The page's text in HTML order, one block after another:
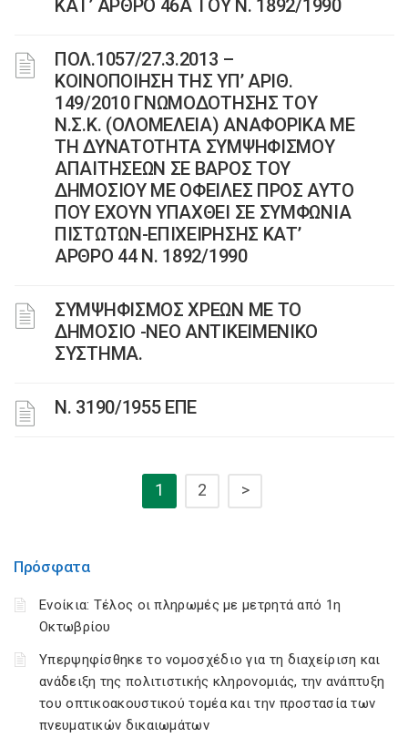
ΚΑΤ’ ΑΡΘΡΟ 46Α ΤΟΥ Ν. 1892/1990
ΠΟΛ.1057/27.3.2013 –
ΚΟΙΝΟΠΟΙΗΣΗ ΤΗΣ ΥΠ’ ΑΡΙΘ.
149/2010 ΓΝΩΜΟΔΟΤΗΣΗΣ ΤΟΥ
Ν.Σ.Κ. (ΟΛΟΜΕΛΕΙΑ) ΑΝΑΦΟΡΙΚΑ ΜΕ
ΤΗ ΔΥΝΑΤΟΤΗΤΑ ΣΥΜΨΗΦΙΣΜΟΥ
ΑΠΑΙΤΗΣΕΩΝ ΣΕ ΒΑΡΟΣ ΤΟΥ
ΔΗΜΟΣΙΟΥ ΜΕ ΟΦΕΙΛΕΣ ΠΡΟΣ ΑΥΤΟ
ΠΟΥ ΕΧΟΥΝ ΥΠΑΧΘΕΙ ΣΕ ΣΥΜΦΩΝΙΑ
ΠΙΣΤΩΤΩΝ-ΕΠΙΧΕΙΡΗΣΗΣ ΚΑΤ’
ΑΡΘΡΟ 44 Ν. 1892/1990
ΣΥΜΨΗΦΙΣΜΟΣ ΧΡΕΩΝ ΜΕ ΤΟ
ΔΗΜΟΣΙΟ -ΝΕΟ ΑΝΤΙΚΕΙΜΕΝΙΚΟ
ΣΥΣΤΗΜΑ.
Ν. 3190/1955 ΕΠΕ
1 2 >
Πρόσφατα
Ενοίκια: Τέλος οι πληρωμές με μετρητά από 1η
Οκτωβρίου
Υπερψηφίσθηκε το νομοσχέδιο για τη διαχείριση και
ανάδειξη της πολιτιστικής κληρονομιάς, την ανάπτυξη
του οπτικοακουστικού τομέα και την προστασία των
πνευματικών δικαιωμάτων